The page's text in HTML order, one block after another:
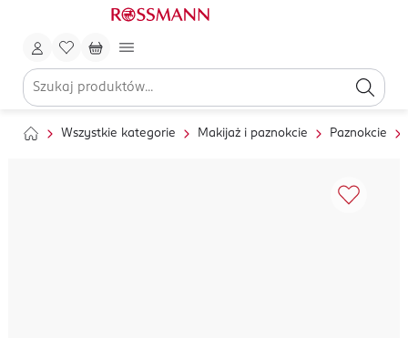
Wszystkie kategorie Makijaż i paznokcie Paznokcie